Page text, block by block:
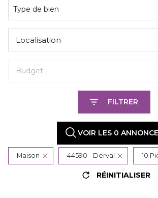
Type de bien
Localisation
Budget
FILTRER
VOIR LES 0
Maison 44590 - Derval 10
RÉINITIALISER